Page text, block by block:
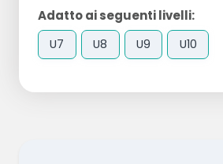
Adatto ai seguenti livelli:
U7 U8 U9 U10